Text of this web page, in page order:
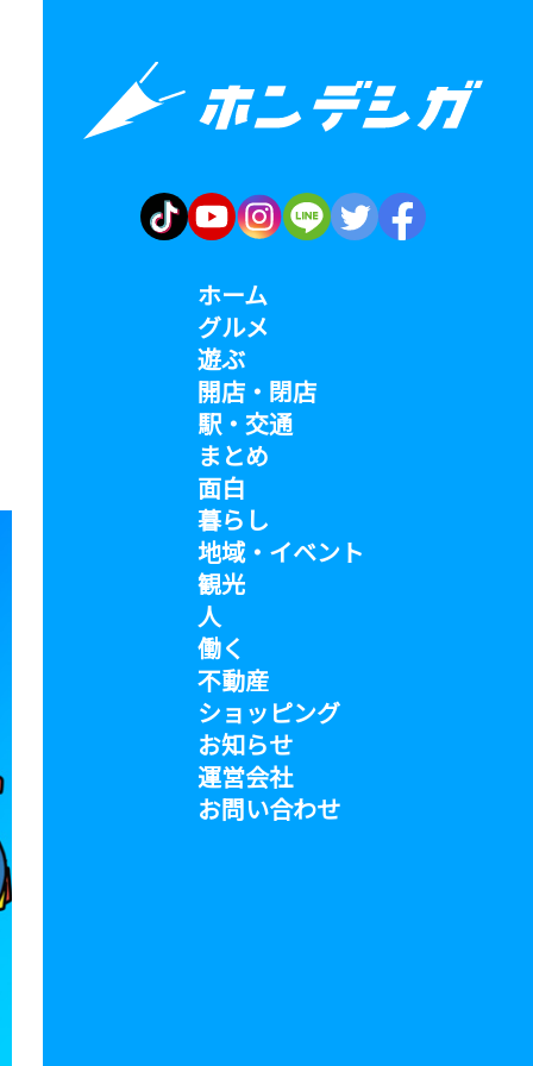
ホーム
グルメ
遊ぶ
開店・閉店
駅・交通
まとめ
面白
暮らし
地域・イベント
観光
人
働く
不動産
ショッピング
お知らせ
運営会社
お問い合わせ